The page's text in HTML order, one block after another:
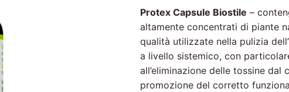
Protex Capsule Biostile –
altamente concentrati di piante
qualità utilizzate nella pulizia
a livello sistemico, con
all’eliminazione delle tossine dal
promozione del corretto